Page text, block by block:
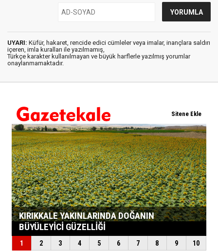
UYARI: Küfür, hakaret, rencide edici cümleler veya imalar, inançlara saldırı
içeren, imla kuralları ile yazılmamış,
Türkçe karakter kullanılmayan ve büyük harflerle yazılmış yorumlar
onaylanmamaktadır.